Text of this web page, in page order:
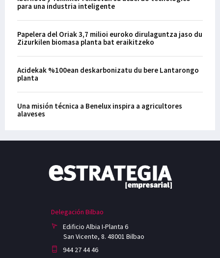
para una industria inteligente
Papelera del Oriak 3,7 milioi euroko dirulaguntza jaso du
Zizurkilen biomasa planta bat eraikitzeko
Acidekak %100ean deskarbonizatu du bere Lantarongo
planta
Una misión técnica a Benelux inspira a agricultores
alaveses
Delegación Bilbao
Edificio Albia I-Planta 6
San Vicente, 8. 48001 Bilbao
944 27 44 46